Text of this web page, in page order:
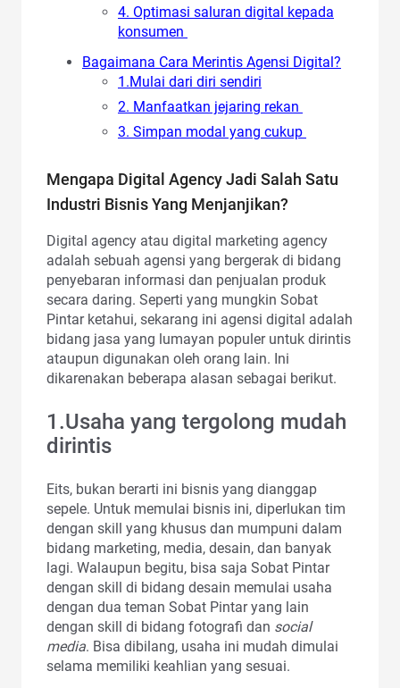
4. Optimasi saluran digital kepada
konsumen
Bagaimana Cara Merintis Agensi Digital?
1.Mulai dari diri sendiri
2. Manfaatkan jejaring rekan
3. Simpan modal yang cukup
Mengapa Digital Agency Jadi Salah Satu
Industri Bisnis Yang Menjanjikan?
Digital agency atau digital marketing agency
adalah sebuah agensi yang bergerak di bidang
penyebaran informasi dan penjualan produk
secara daring. Seperti yang mungkin Sobat
Pintar ketahui, sekarang ini agensi digital adalah
bidang jasa yang lumayan populer untuk dirintis
ataupun digunakan oleh orang lain. Ini
dikarenakan beberapa alasan sebagai berikut.
1.Usaha yang tergolong mudah
dirintis
Eits, bukan berarti ini bisnis yang dianggap
sepele. Untuk memulai bisnis ini, diperlukan tim
dengan skill yang khusus dan mumpuni dalam
bidang marketing, media, desain, dan banyak
lagi. Walaupun begitu, bisa saja Sobat Pintar
dengan skill di bidang desain memulai usaha
dengan dua teman Sobat Pintar yang lain
dengan skill di bidang fotografi dan social
media. Bisa dibilang, usaha ini mudah dimulai
selama memiliki keahlian yang sesuai.